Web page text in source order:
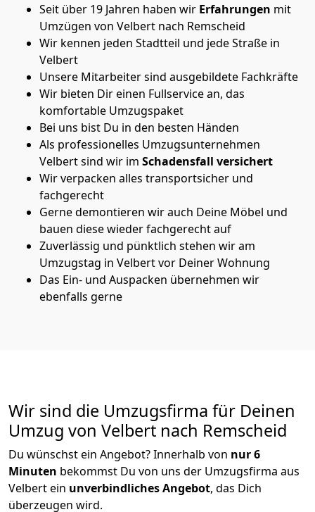
Seit über 19 Jahren haben wir Erfahrungen mit
Umzügen von Velbert nach Remscheid
Wir kennen jeden Stadtteil und jede Straße in
Velbert
Unsere Mitarbeiter sind ausgebildete Fachkräfte
Wir bieten Dir einen Fullservice an, das
komfortable Umzugspaket
Bei uns bist Du in den besten Händen
Als professionelles Umzugsunternehmen
Velbert sind wir im Schadensfall versichert
Wir verpacken alles transportsicher und
fachgerecht
Gerne demontieren wir auch Deine Möbel und
bauen diese wieder fachgerecht auf
Zuverlässig und pünktlich stehen wir am
Umzugstag in Velbert vor Deiner Wohnung
Das Ein- und Auspacken übernehmen wir
ebenfalls gerne
Wir sind die Umzugsfirma für Deinen
Umzug von Velbert nach Remscheid
Du wünschst ein Angebot? Innerhalb von nur 6
Minuten bekommst Du von uns der Umzugsfirma aus
Velbert ein unverbindliches Angebot, das Dich
überzeugen wird.